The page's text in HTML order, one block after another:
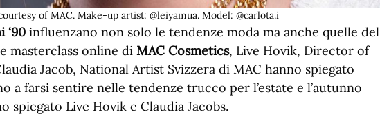
of MAC. Make-up artist: @leiyamua. Model: @carlota.i
‘90 influenzano non solo le tendenze moda ma anche quelle del
masterclass online di MAC Cosmetics, Live Hovik, Director of
Jacob, National Artist Svizzera di MAC hanno spiegato
a farsi sentire nelle tendenze trucco per l’estate e l’autunno
spiegato Live Hovik e Claudia Jacobs.